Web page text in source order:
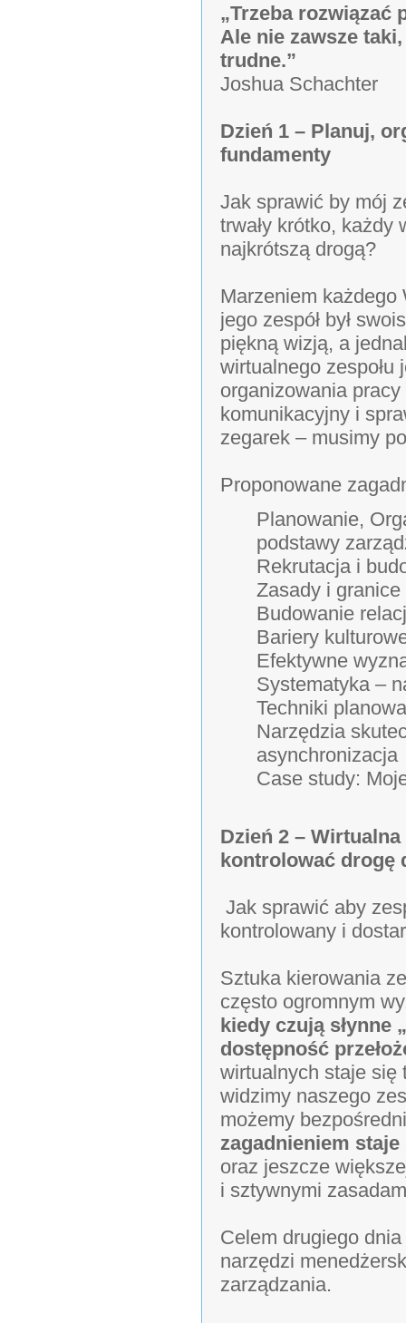
„Trzeba rozwiązać
Ale nie zawsze
trudne.”
Joshua Schachter
Dzień 1 – Planuj,
fundamenty
Jak sprawić by mój
trwały krótko, każdy
najkrótszą drogą?
Marzeniem każdego
jego zespół był
piękną wizją, a
wirtualnego
organizowania
komunikacyjny i
zegarek – musimy
Proponowane
Planowanie,
podstawy
Rekrutacja i
Zasady i
Budowanie
Bariery
Efektywne
Systematyka –
Techniki
Narzędzia
asynchronizacja
Case study:
Dzień 2 –
kontrolować drogę
Jak sprawić aby
kontrolowany i
Sztuka kierowania
często ogromnym
kiedy czują słynne
dostępność
wirtualnych staje się
widzimy naszego
możemy
zagadnieniem
oraz jeszcze
i sztywnymi
Celem drugiego
narzędzi
zarządzania.